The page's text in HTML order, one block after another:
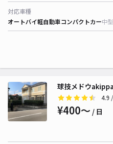
対応車種
オートバイ軽自動車コンパクトカー中
球技メドウ
4.9
¥400〜 / 日